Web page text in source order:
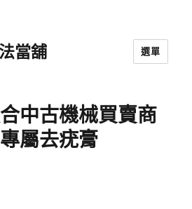
當舖 選單
中古機械買賣商
屬去疣膏